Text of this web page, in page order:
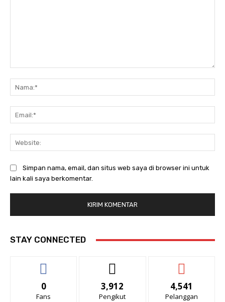
Simpan nama, email, dan situs web saya di browser ini untuk
lain kali saya berkomentar.
STAY CONNECTED
0
Fans
3,912
Pengikut
4,541
Pelanggan